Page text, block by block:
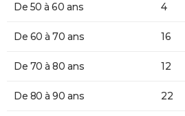
De 50 à 60 ans 4
De 60 à 70 ans 16
De 70 à 80 ans 12
De 80 à 90 ans 22